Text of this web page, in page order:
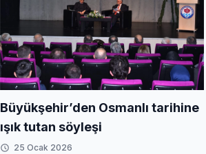
Büyükşehir’den Osmanlı tarihine
ışık tutan söyleşi
25 Ocak 2026